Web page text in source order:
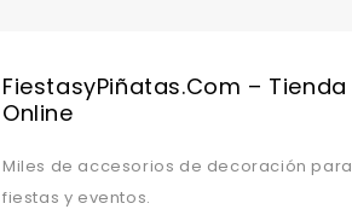
FiestasyPiñatas.com – Tienda
Online
Miles de accesorios de decoración para
fiestas y eventos.